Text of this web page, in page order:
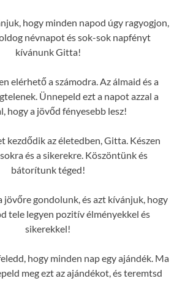
hogy minden napod úgy ragyogjon,
névnapot és sok-sok napfényt
kívánunk Gitta!
elérhető a számodra. Az álmaid és a
Ünnepeld ezt a napot azzal a
hogy a jövőd fényesebb lesz!
kezdődik az életedben, Gitta. Készen
és a sikerekre. Köszöntünk és
bátorítunk téged!
jövőre gondolunk, és azt kívánjuk, hogy
tele legyen pozitív élményekkel és
sikerekkel!
hogy minden nap egy ajándék. Ma
meg ezt az ajándékot, és teremtsd